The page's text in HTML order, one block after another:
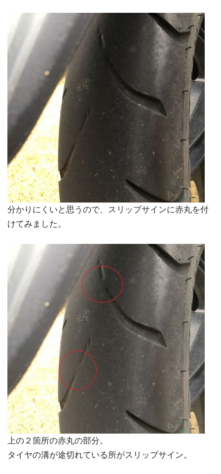
分かりにくいと思うので、スリップサインに赤丸を付
けてみました。
上の２箇所の赤丸の部分。
タイヤの溝が途切れている所がスリップサイン。